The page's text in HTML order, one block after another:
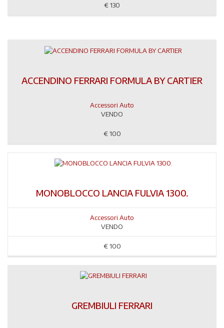
€130
ACCENDINO FERRARI FORMULA BY CARTIER
Accessori Auto
VENDO
€ 100
MONOBLOCCO LANCIA FULVIA 1300.
Accessori Auto
VENDO
€ 100
GREMBIULI FERRARI